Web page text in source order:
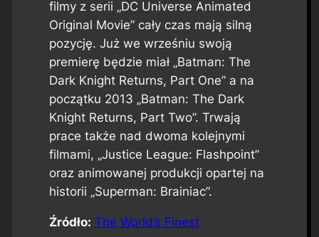
filmy z serii „DC Universe Animated
Original Movie” cały czas mają silną
pozycję. Już we wrześniu swoją
premierę będzie miał „Batman: The
Dark Knight Returns, Part One” a na
początku 2013 „Batman: The Dark
Knight Returns, Part Two”. Trwają
prace także nad dwoma kolejnymi
filmami, „Justice League: Flashpoint”
oraz animowanej produkcji opartej na
historii „Superman: Brainiac”.
Źródło: The World’s Finest